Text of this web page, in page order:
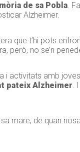
de sa Pobla.
Alzheimer.
que t’hi pots
però, no se’n
activitats amb
pateix Alzheimer.
mare, de quan